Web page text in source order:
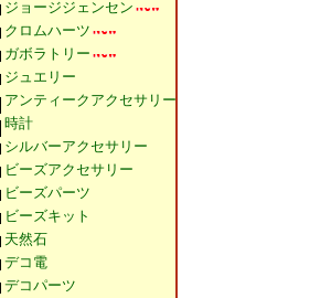
ジョージジェンセン
クロムハーツ
ガボラトリー
ジュエリー
アンティークアクセサリー
時計
シルバーアクセサリー
ビーズアクセサリー
ビーズパーツ
ビーズキット
天然石
デコ電
デコパーツ